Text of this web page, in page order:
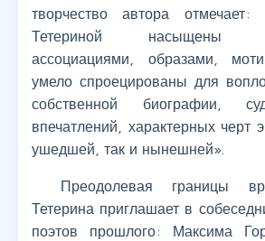
творчество автора
Тетериной насыщены
ассоциациями, образами,
умело спроецированы для
собственной биографии,
впечатлений, характерных черт
ушедшей, так и нынешней».
Преодолевая границы
Тетерина приглашает в
поэтов прошлого: Максима